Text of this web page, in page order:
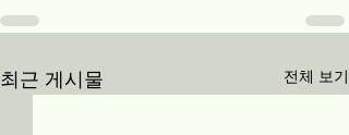
최근 게시물 전체 보기